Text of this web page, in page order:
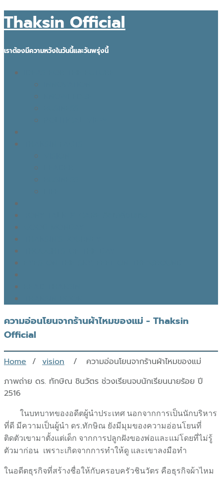
Thaksin Official
เราต้องมีความหวังในวันนี้และวันพรุ่งนี้
ความอ่อนโยนจากร้านผ้าไหมของแม่ - Thaksin
Official
Home / vision / ความอ่อนโยนจากร้านผ้าไหมของแม่
ภาพถ่าย ดร. ทักษิณ ชินวัตร ช่วงเรียนจบนักเรียนนายร้อย ปี
2516
ในบทบาทของอดีตผู้นำประเทศ นอกจากการเป็นนักบริหาร
ที่ดี มีความเป็นผู้นำ ดร.ทักษิณ ยังมีมุมของความอ่อนโยนที่
ติดตัวเขามาตั้งแต่เด็ก จากการปลูกฝังของพ่อและแม่โดยที่ไม่รู้
ตัวมาก่อน เพราะเกิดจากการทำให้ดู และเขาลงมือทำ
ในอดีตธุรกิจที่สร้างชื่อให้กับครอบครัวชินวัตร คือธุรกิจผ้าไหม